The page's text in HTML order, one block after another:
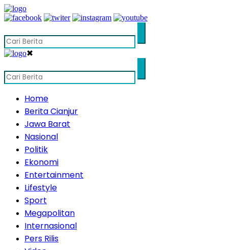
✖
Home
Berita Cianjur
Jawa Barat
Nasional
Politik
Ekonomi
Entertainment
Lifestyle
Sport
Megapolitan
Internasional
Pers Rilis